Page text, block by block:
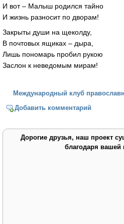
И вот – Малыш родился тайно
И жизнь разносит по дворам!
Закрыты души на щеколду,
В почтовых ящиках – дыра,
Лишь пономарь пробил рукою
Заслон к неведомым мирам!
Международный клуб
Добавить комментарий
Дорогие друзья, наш проект
благодаря вашей